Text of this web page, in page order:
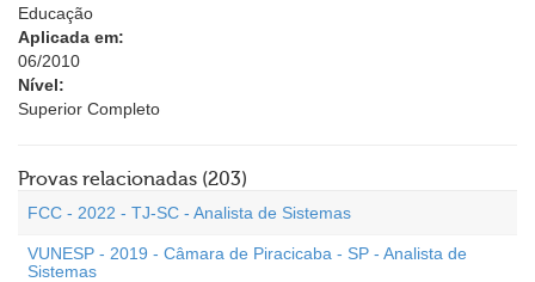
Educação
Aplicada em:
06/2010
Nível:
Superior Completo
Provas relacionadas (203)
FCC - 2022 - TJ-SC - Analista de Sistemas
VUNESP - 2019 - Câmara de Piracicaba - SP - Analista de
Sistemas